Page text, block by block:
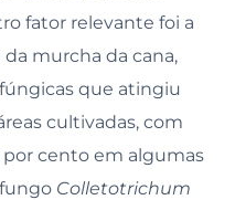
fator relevante foi a
murcha da cana,
que atingiu
cultivadas, com
cento em algumas
Colletotrichum